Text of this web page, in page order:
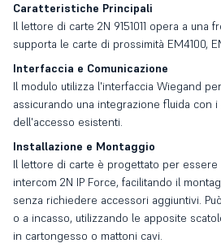
Caratteristiche Principali
Il lettore di carte 2N 9151011 opera a una
supporta le carte di prossimità EM4100,
Interfaccia e Comunicazione
Il modulo utilizza l'interfaccia Wiegand
assicurando una integrazione fluida con
dell'accesso esistenti.
Installazione e Montaggio
Il lettore di carte è progettato per
intercom 2N IP Force, facilitando il
senza richiedere accessori aggiuntivi.
o a incasso, utilizzando le apposite
in cartongesso o mattoni cavi.